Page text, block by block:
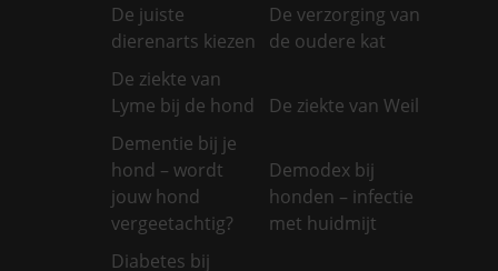
De juiste
dierenarts kiezen
De verzorging van
de oudere kat
De ziekte van
Lyme bij de hond
De ziekte van Weil
Dementie bij je
hond – wordt
jouw hond
vergeetachtig?
Demodex bij
honden – infectie
met huidmijt
Diabetes bij